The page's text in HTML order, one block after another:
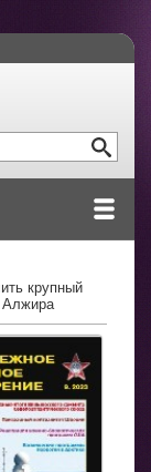
крупный
Алжира